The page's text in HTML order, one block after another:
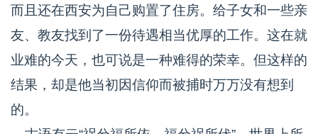
而且还在西安为自己购置了住房。给子女和一些亲
友、教友找到了一份待遇相当优厚的工作。这在就
业难的今天，也可说是一种难得的荣幸。但这样的
结果，却是他当初因信仰而被捕时万万没有想到
的。